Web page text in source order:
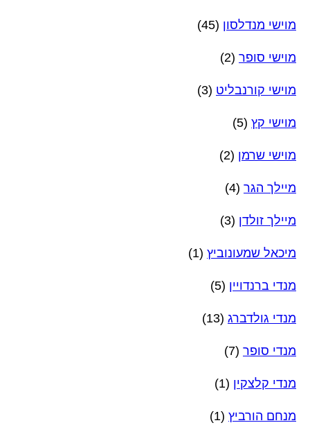
מוישי מנדלסון (45)
מוישי סופר (2)
מוישי קורנבליט (3)
מוישי קץ (5)
מוישי שרמן (2)
מיילך הגר (4)
מיילך זולדן (3)
מיכאל שמעונוביץ (1)
מנדי ברנדויין (5)
מנדי גולדברג (13)
מנדי סופר (7)
מנדי קלצקין (1)
מנחם הורביץ (1)